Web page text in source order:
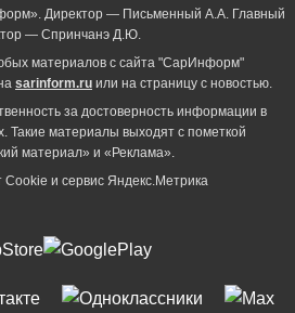
Директор — Письменный А.А. Главный
— Спринчанэ Д.Ю.
материалов с сайта "СарИнформ"
sarinform.ru или на страницу с новостью.
за достоверность информации в
Такие материалы выходят с пометкой
материал» и «Реклама».
Cookie и сервиc Яндекс.Метрика